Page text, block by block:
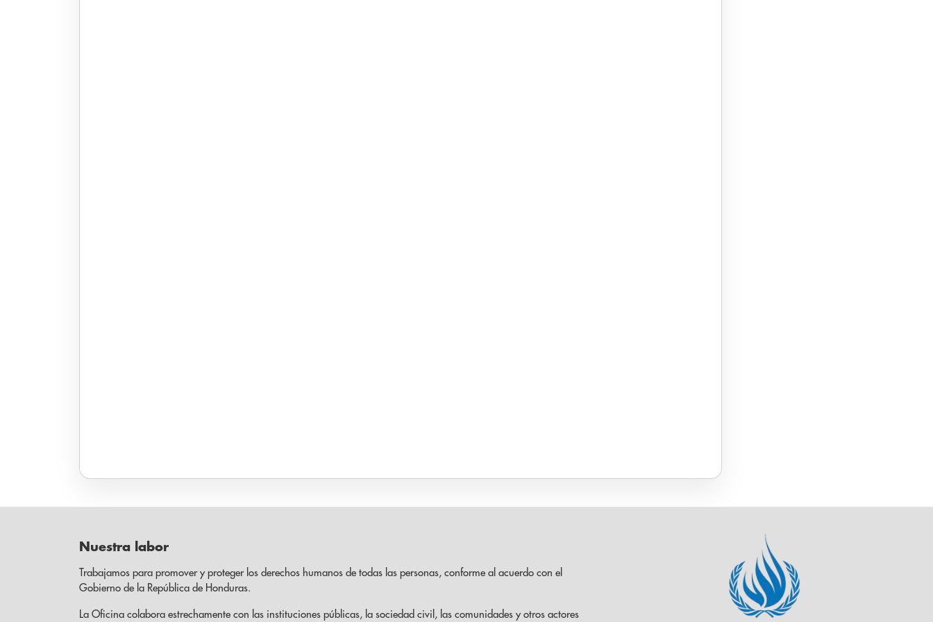
Nuestra labor
Trabajamos para promover y proteger los derechos humanos de todas las personas, conforme al acuerdo con el
Gobierno de la República de Honduras.
La Oficina colabora estrechamente con las instituciones públicas, la sociedad civil, las comunidades y otros actores